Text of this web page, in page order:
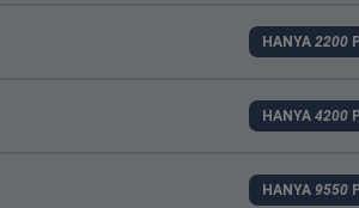
HANYA2200
HANYA4200
HANYA 9550